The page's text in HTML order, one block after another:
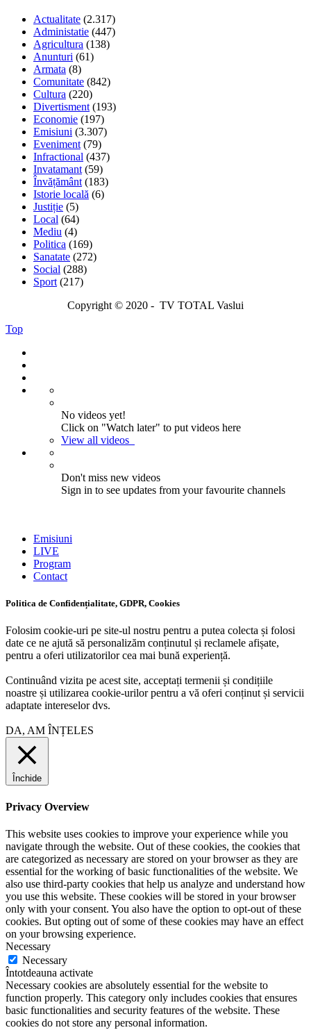
Actualitate (2.317)
Administatie (447)
Agricultura (138)
Anunturi (61)
Armata (8)
Comunitate (842)
Cultura (220)
Divertisment (193)
Economie (197)
Emisiuni (3.307)
Eveniment (79)
Infractional (437)
Invatamant (59)
Învățământ (183)
Istorie locală (6)
Justiție (5)
Local (64)
Mediu (4)
Politica (169)
Sanatate (272)
Social (288)
Sport (217)
Copyright © 2020 - TV TOTAL Vaslui
Top
No videos yet!
Click on "Watch later" to put videos here
View all videos
Don't miss new videos
Sign in to see updates from your favourite channels
Emisiuni
LIVE
Program
Contact
Politica de Confidențialitate, GDPR, Cookies
Folosim cookie-uri pe site-ul nostru pentru a putea colecta și folosi
date ce ne ajută să personalizăm conținutul și reclamele afișate,
pentru a oferi utilizatorilor cea mai bună experiență.
Continuând vizita pe acest site, acceptați termenii și condițiile
noastre și utilizarea cookie-urilor pentru a vă oferi conținut și servicii
adaptate intereselor dvs.
DA, AM ÎNȚELES
Închide
Privacy Overview
This website uses cookies to improve your experience while you
navigate through the website. Out of these cookies, the cookies that
are categorized as necessary are stored on your browser as they are
essential for the working of basic functionalities of the website. We
also use third-party cookies that help us analyze and understand how
you use this website. These cookies will be stored in your browser
only with your consent. You also have the option to opt-out of these
cookies. But opting out of some of these cookies may have an effect
on your browsing experience.
Necessary
Necessary
Întotdeauna activate
Necessary cookies are absolutely essential for the website to
function properly. This category only includes cookies that ensures
basic functionalities and security features of the website. These
cookies do not store any personal information.